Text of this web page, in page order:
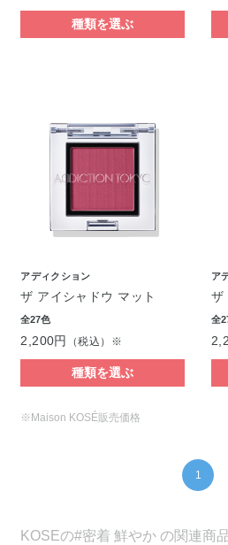
種類を選ぶ
アディクション
ザ アイシャドウ マット
全27色
2,200円 （税込）※
種類を選ぶ
ア
ザ
全
※Maison KOSÉ販売価格
1
KOSEの#密着 鮮やか の関連商